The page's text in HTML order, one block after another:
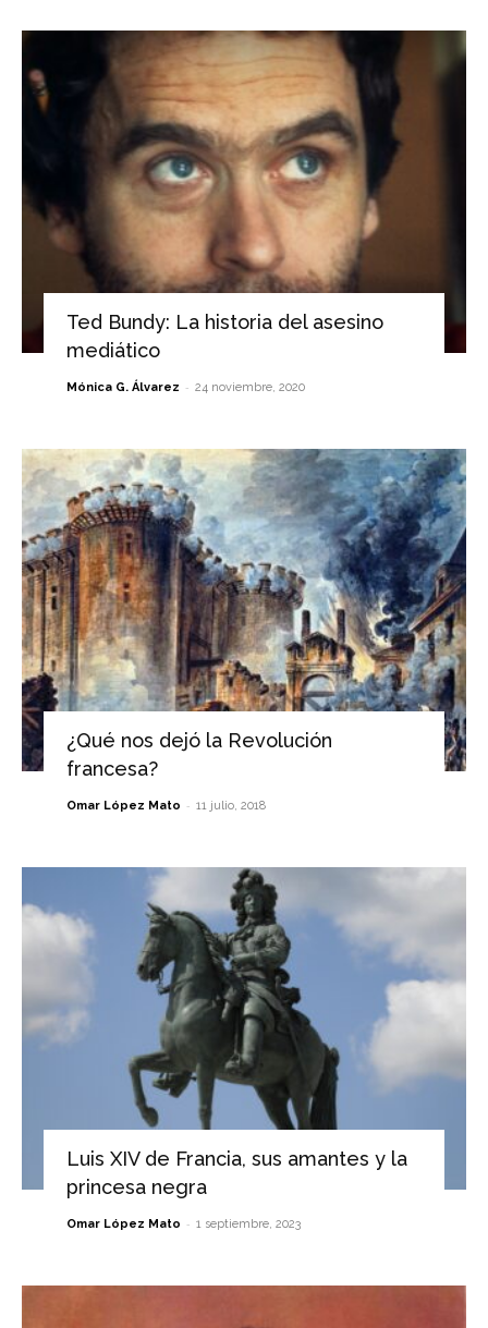
Ted Bundy: La historia del asesino
mediático
Mónica G. Álvarez - 24 noviembre, 2020
¿Qué nos dejó la Revolución
francesa?
Omar López Mato - 11 julio, 2018
Luis XIV de Francia, sus amantes y la
princesa negra
Omar López Mato - 1 septiembre, 2023